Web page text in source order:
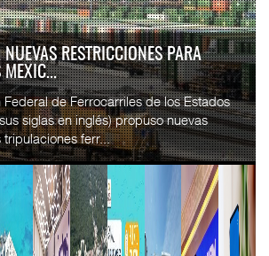
INCREMENTA EQUIPAMIENTO PARA
CON...
global APM Terminals incorporó cinco
Terminal Especializada de
del puerto de Progreso, p...